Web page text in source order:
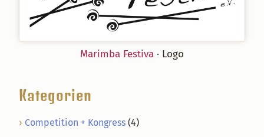
Marimba Festiva · Logo
Kategorien
Competition + Kongress (4)